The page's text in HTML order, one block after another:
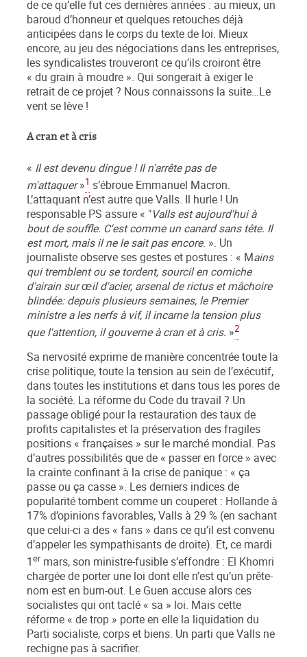
de ce qu’elle fut ces dernières années : au mieux, un
baroud d’honneur et quelques retouches déjà
anticipées dans le corps du texte de loi. Mieux
encore, au jeu des négociations dans les entreprises,
les syndicalistes trouveront ce qu’ils croiront être
« du grain à moudre ». Qui songerait à exiger le
retrait de ce projet ? Nous connaissons la suite…Le
vent se lève !
A cran et à cris
« Il est devenu dingue ! Il n'arrête pas de
m'attaquer»1 s’ébroue Emmanuel Macron.
L’attaquant n’est autre que Valls. Il hurle ! Un
responsable PS assure « "Valls est aujourd'hui à
bout de souffle. C'est comme un canard sans tête. Il
est mort, mais il ne le sait pas encore. ». Un
journaliste observe ses gestes et postures : « Mains
qui tremblent ou se tordent, sourcil en corniche
d'airain surœil d'acier, arsenal de rictus et mâchoire
blindée: depuis plusieurs semaines, le Premier
ministre a les nerfs à vif, il incarne la tension plus
que l'attention, il gouverne à cran et à cris. »2
Sa nervosité exprime de manière concentrée toute la
crise politique, toute la tension au sein de l’exécutif,
dans toutes les institutions et dans tous les pores de
la société. La réforme du Code du travail ? Un
passage obligé pour la restauration des taux de
profits capitalistes et la préservation des fragiles
positions « françaises » sur le marché mondial. Pas
d’autres possibilités que de « passer en force » avec
la crainte confinant à la crise de panique : « ça
passe ou ça casse ». Les derniers indices de
popularité tombent comme un couperet : Hollande à
17% d’opinions favorables, Valls à 29 % (en sachant
que celui-ci a des « fans » dans ce qu’il est convenu
d’appeler les sympathisants de droite). Et, ce mardi
1ermars, son ministre-fusible s’effondre : El Khomri
chargée de porter une loi dont elle n’est qu’un prête-
nom est en burn-out. Le Guen accuse alors ces
socialistes qui ont taclé « sa » loi. Mais cette
réforme « de trop » porte en elle la liquidation du
Parti socialiste, corps et biens. Un parti que Valls ne
rechigne pas à sacrifier.